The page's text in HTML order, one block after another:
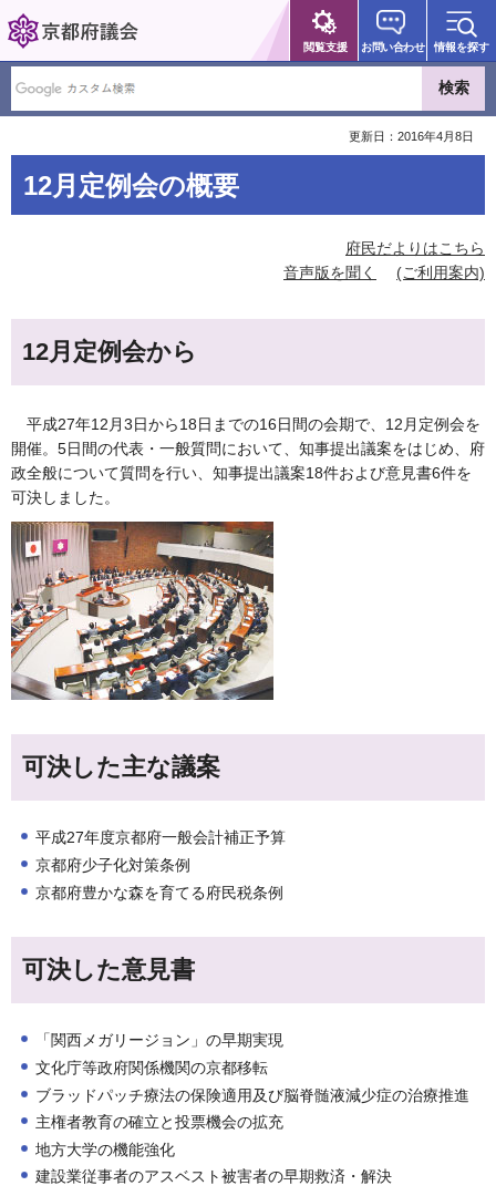
京都府議会
閲覧支援 お問い合わせ 情報を探す
更新日：2016年4月8日
12月定例会の概要
府民だよりはこちら
音声版を聞く
(ご利用案内)
12月定例会から
平成27年12月3日から18日までの16日間の会期で、12月定例会を
開催。5日間の代表・一般質問において、知事提出議案をはじめ、府
政全般について質問を行い、知事提出議案18件および意見書6件を
可決しました。
可決した主な議案
平成27年度京都府一般会計補正予算
京都府少子化対策条例
京都府豊かな森を育てる府民税条例
可決した意見書
「関西メガリージョン」の早期実現
文化庁等政府関係機関の京都移転
ブラッドパッチ療法の保険適用及び脳脊髄液減少症の治療推進
主権者教育の確立と投票機会の拡充
地方大学の機能強化
建設業従事者のアスベスト被害者の早期救済・解決